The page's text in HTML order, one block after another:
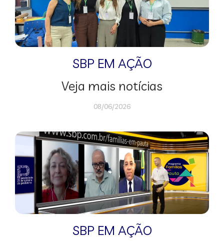
SBP EM AÇÃO
Veja mais notícias
08/06/2026
SBP EM AÇÃO